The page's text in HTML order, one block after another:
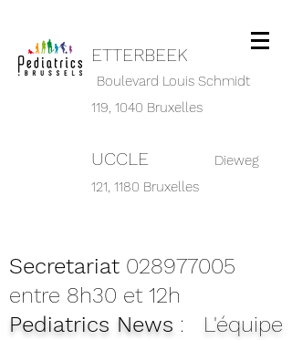
ETTERBEEK
Boulevard Louis Schmidt
119, 1040 Bruxelles
UCCLE
Dieweg
121, 1180 Bruxelles
Secretariat 028977005
entre 8h30 et 12h
Pediatrics News : L'équipe